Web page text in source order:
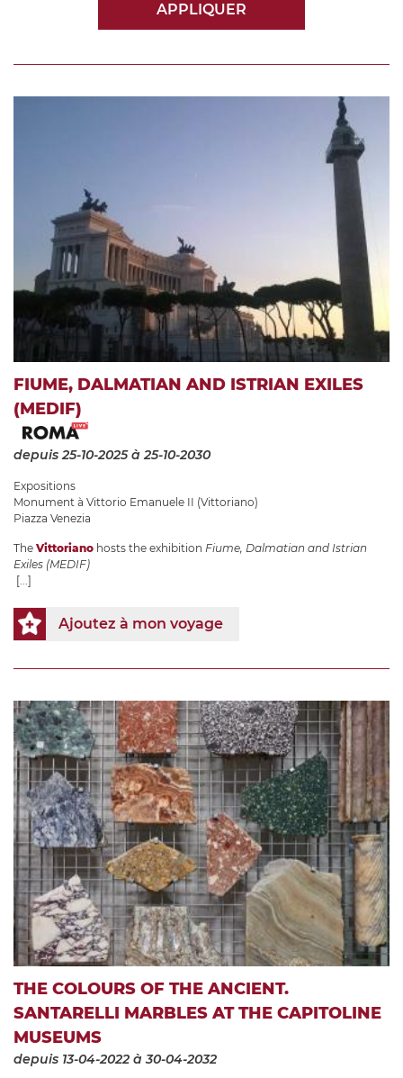
APPLIQUER
FIUME, DALMATIAN AND ISTRIAN EXILES
(MEDIF)
depuis 25-10-2025à 25-10-2030
Expositions
Monument à Vittorio Emanuele II (Vittoriano)
Piazza Venezia
The Vittoriano hosts the exhibition Fiume, Dalmatian and Istrian
Exiles (MEDIF)
[...]
Ajoutez à mon voyage
THE COLOURS OF THE ANCIENT.
SANTARELLI MARBLES AT THE CAPITOLINE
MUSEUMS
depuis 13-04-2022 à 30-04-2032